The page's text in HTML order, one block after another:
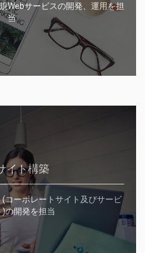
Webサービスの開発、運用を担
当
イト構築
コーポレートサイト及びサービ
)の開発を担当